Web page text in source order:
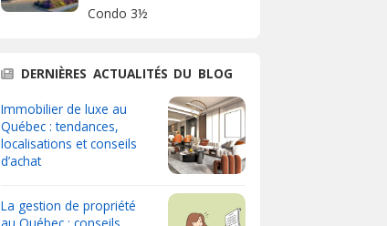
Condo 3½
DERNIÈRES ACTUALITÉS DU BLOG
Immobilier de luxe au
Québec : tendances,
localisations et conseils
d’achat
La gestion de propriété